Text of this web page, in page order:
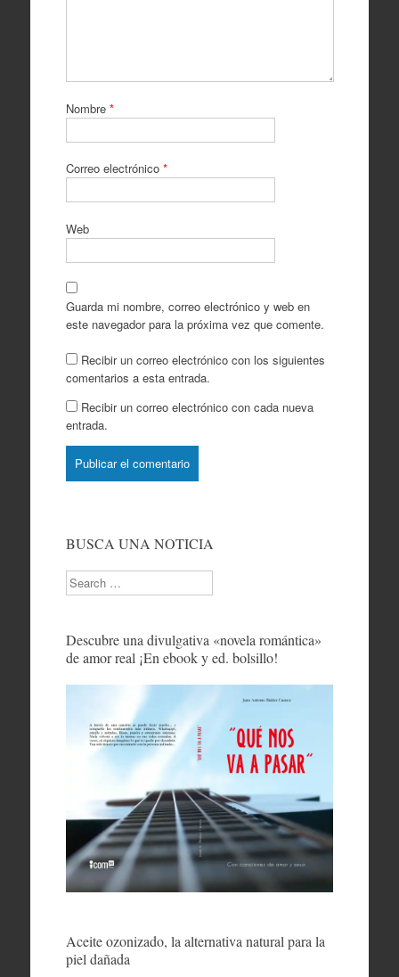
Nombre *
Correo electrónico *
Web
Guarda mi nombre, correo electrónico y web en
este navegador para la próxima vez que comente.
Recibir un correo electrónico con los siguientes
comentarios a esta entrada.
Recibir un correo electrónico con cada nueva
entrada.
BUSCA UNA NOTICIA
Search
Descubre una divulgativa «novela romántica»
de amor real ¡En ebook y ed. bolsillo!
Aceite ozonizado, la alternativa natural para la
piel dañada